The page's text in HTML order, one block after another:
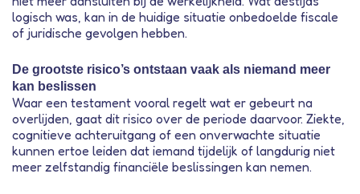
logisch was, kan in de huidige situatie onbedoelde fiscale
of juridische gevolgen hebben.
De grootste risico’s ontstaan vaak als niemand meer
kan beslissen
Waar een testament vooral regelt wat er gebeurt na
overlijden, gaat dit risico over de periode daarvoor. Ziekte,
cognitieve achteruitgang of een onverwachte situatie
kunnen ertoe leiden dat iemand tijdelijk of langdurig niet
meer zelfstandig financiële beslissingen kan nemen.